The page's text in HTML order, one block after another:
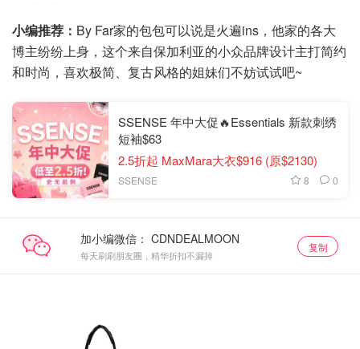
小编推荐： By Far家的包包可以说是火遍ins，他家的各大
博主纷纷上身，这个来自保加利亚的小众品牌设计主打简约
和时尚，喜欢极简、复古风格的姐妹们不妨试试吧~
SSENSE 年中大促🔥Essentials 新款刺绣
短袖$63
2.5折起 MaxMara大衣$916 (原$2130)
SSENSE 8 0
加小编微信：
每天刷刷朋友圈，精华折扣不漏掉
复制